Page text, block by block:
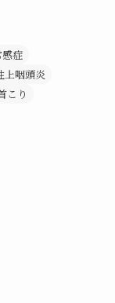
症
上咽頭炎
こり